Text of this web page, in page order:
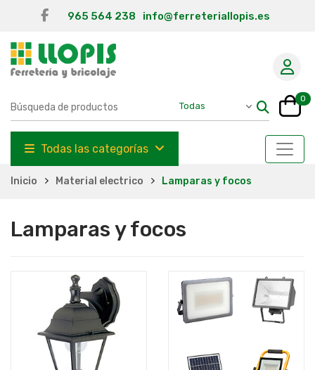
965 564 238 info@ferreteriallopis.es
0
Todas las categorías
Inicio Material electrico Lamparas y focos
Lamparas y focos